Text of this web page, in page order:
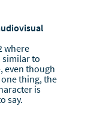
where
similar to
even though
thing, the
is
say.